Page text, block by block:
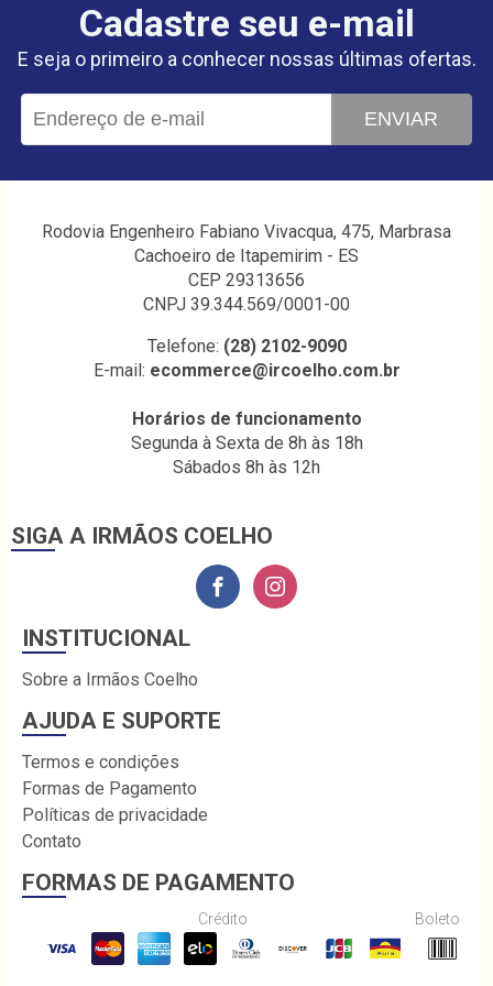
Cadastre seu e-mail
E seja o primeiro a conhecer nossas últimas ofertas.
ENVIAR
Rodovia Engenheiro Fabiano Vivacqua, 475, Marbrasa
Cachoeiro de Itapemirim - ES
CEP 29313656
CNPJ 39.344.569/0001-00
Telefone: (28) 2102-9090
E-mail: ecommerce@ircoelho.com.br
Horários de funcionamento
Segunda à Sexta de 8h às 18h
Sábados 8h às 12h
SIGA A IRMÃOS COELHO
INSTITUCIONAL
Sobre a Irmãos Coelho
AJUDA E SUPORTE
Termos e condições
Formas de Pagamento
Políticas de privacidade
Contato
FORMAS DE PAGAMENTO
Crédito Boleto